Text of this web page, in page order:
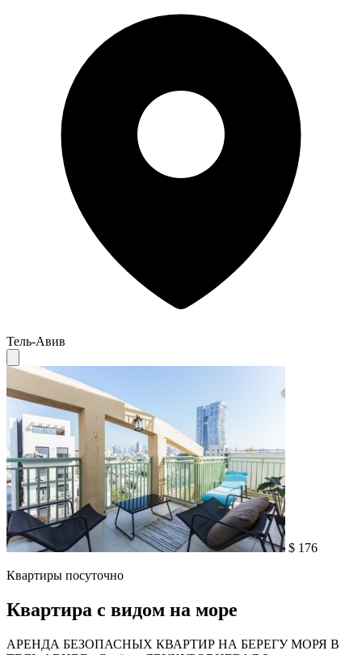
Тель-Авив
$ 176
Квартиры посуточно
Квартира с видом на море
АРЕНДА БЕЗОПАСНЫХ КВАРТИР НА БЕРЕГУ МОРЯ В